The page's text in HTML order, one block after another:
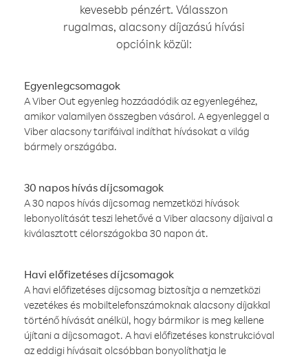
kevesebb pénzért. Válasszon
rugalmas, alacsony díjazású hívási
opcióink közül:
Egyenlegcsomagok
A Viber Out egyenleg hozzáadódik az egyenlegéhez,
amikor valamilyen összegben vásárol. A egyenleggel a
Viber alacsony tarifáival indíthat hívásokat a világ
bármely országába.
30 napos hívás díjcsomagok
A 30 napos hívás díjcsomag nemzetközi hívások
lebonyolítását teszi lehetővé a Viber alacsony díjaival a
kiválasztott célországokba 30 napon át.
Havi előfizetéses díjcsomagok
A havi előfizetéses díjcsomag biztosítja a nemzetközi
vezetékes és mobiltelefonszámoknak alacsony díjakkal
történő hívását anélkül, hogy bármikor is meg kellene
újítani a díjcsomagot. A havi előfizetéses konstrukcióval
az eddigi hívásait olcsóbban bonyolíthatja le